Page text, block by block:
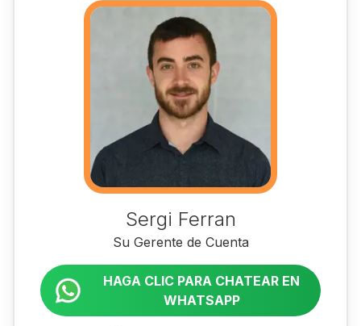
Sergi Ferran
Su Gerente de Cuenta
HAGA CLIC PARA CHATEAR EN
WHATSAPP